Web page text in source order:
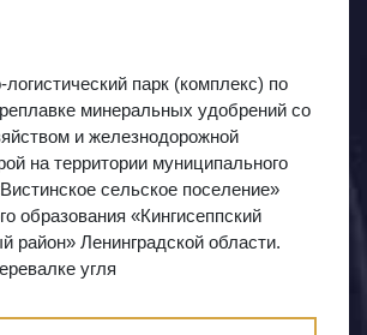
парк (комплекс) по
минеральных удобрений со
и железнодорожной
на территории муниципального
сельское поселение»
образования «Кингисеппский
район» Ленинградской области.
угля